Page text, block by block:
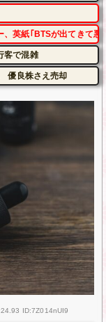
、英紙｢BTSが出てきて悪
客で混雑
優良株さえ売却
ID:7Z014nUI9